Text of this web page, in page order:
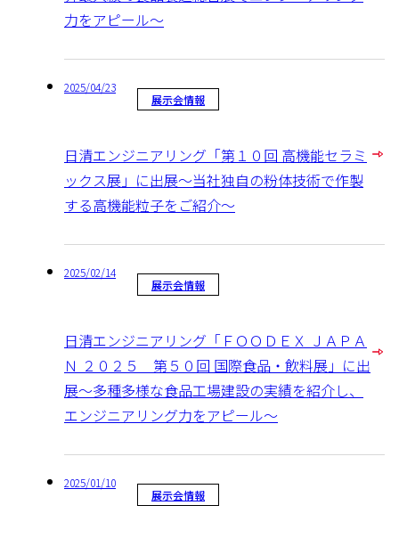
力をアピール～
2025/04/23
展示会情報
日清エンジニアリング「第１０回 高機能セラミ
ックス展」に出展～当社独自の粉体技術で作製
する高機能粒子をご紹介～
2025/02/14
展示会情報
日清エンジニアリング「ＦＯＯＤＥＸ ＪＡＰＡ
Ｎ ２０２５ 第５０回 国際食品・飲料展」に出
展～多種多様な食品工場建設の実績を紹介し、
エンジニアリング力をアピール～
2025/01/10
展示会情報